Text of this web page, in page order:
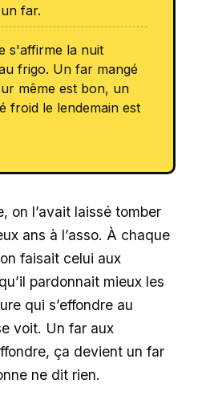
far.
s'affirme la nuit
frigo. Un far mangé
même est bon, un
froid le lendemain est
on l’avait laissé tomber
ans à l’asso. À chaque
faisait celui aux
pardonnait mieux les
qui s’effondre au
voit. Un far aux
ça devient un far
ne dit rien.